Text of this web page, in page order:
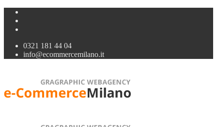
0321 181 44 04
info@ecommercemilano.it